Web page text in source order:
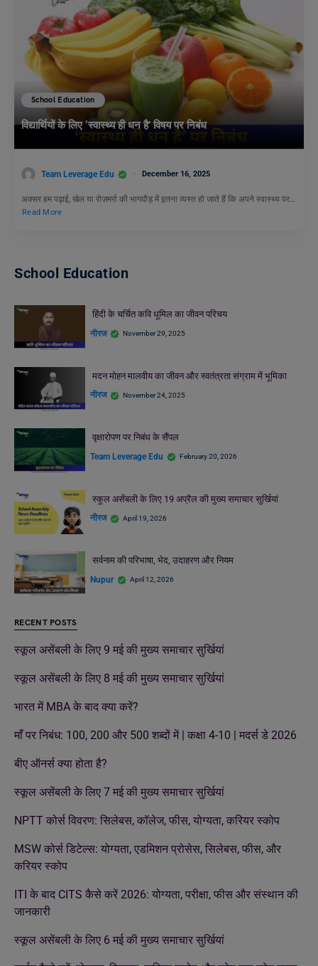
School Education
विद्यार्थियों के लिए ‘स्वास्थ्य ही धन है’ विषय पर निबंध
Team Leverage Edu December 16, 2025
अक्सर हम पढ़ाई, खेल या रोज़मर्रा की भागदौड़ में इतना व्यस्त हो जाते हैं कि अपने स्वास्थ्य पर…
Read More
School Education
हिंदी के चर्चित कवि धूमिल का जीवन परिचय
नीरज November 29, 2025
मदन मोहन मालवीय का जीवन और स्वतंत्रता संग्राम में भूमिका
नीरज November 24, 2025
वृक्षारोपण पर निबंध के सैंपल
Team Leverage Edu February 20, 2026
स्कूल असेंबली के लिए 19 अप्रैल की मुख्य समाचार सुर्खियां
नीरज April 19, 2026
सर्वनाम की परिभाषा, भेद, उदाहरण और नियम
Nupur April 12, 2026
RECENT POSTS
स्कूल असेंबली के लिए 9 मई की मुख्य समाचार सुर्खियां
स्कूल असेंबली के लिए 8 मई की मुख्य समाचार सुर्खियां
भारत में MBA के बाद क्या करें?
माँ पर निबंध: 100, 200 और 500 शब्दों में | कक्षा 4-10 | मदर्स डे 2026
बीए ऑनर्स क्या होता है?
स्कूल असेंबली के लिए 7 मई की मुख्य समाचार सुर्खियां
NPTT कोर्स विवरण: सिलेबस, कॉलेज, फीस, योग्यता, करियर स्कोप
MSW कोर्स डिटेल्स: योग्यता, एडमिशन प्रोसेस, सिलेबस, फीस, और
करियर स्कोप
ITI के बाद CITS कैसे करें 2026: योग्यता, परीक्षा, फीस और संस्थान की
जानकारी
स्कूल असेंबली के लिए 6 मई की मुख्य समाचार सुर्खियां